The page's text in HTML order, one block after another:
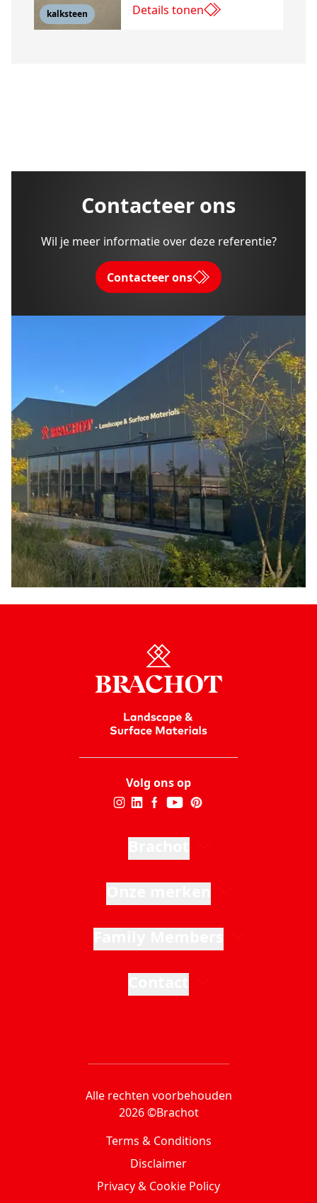
kalksteen Details tonen
Contacteer ons
Wil je meer informatie over deze referentie?
Contacteer ons
Volg ons op
Alle rechten voorbehouden
2026 ©Brachot
Terms & Conditions
Disclaimer
Privacy & Cookie Policy